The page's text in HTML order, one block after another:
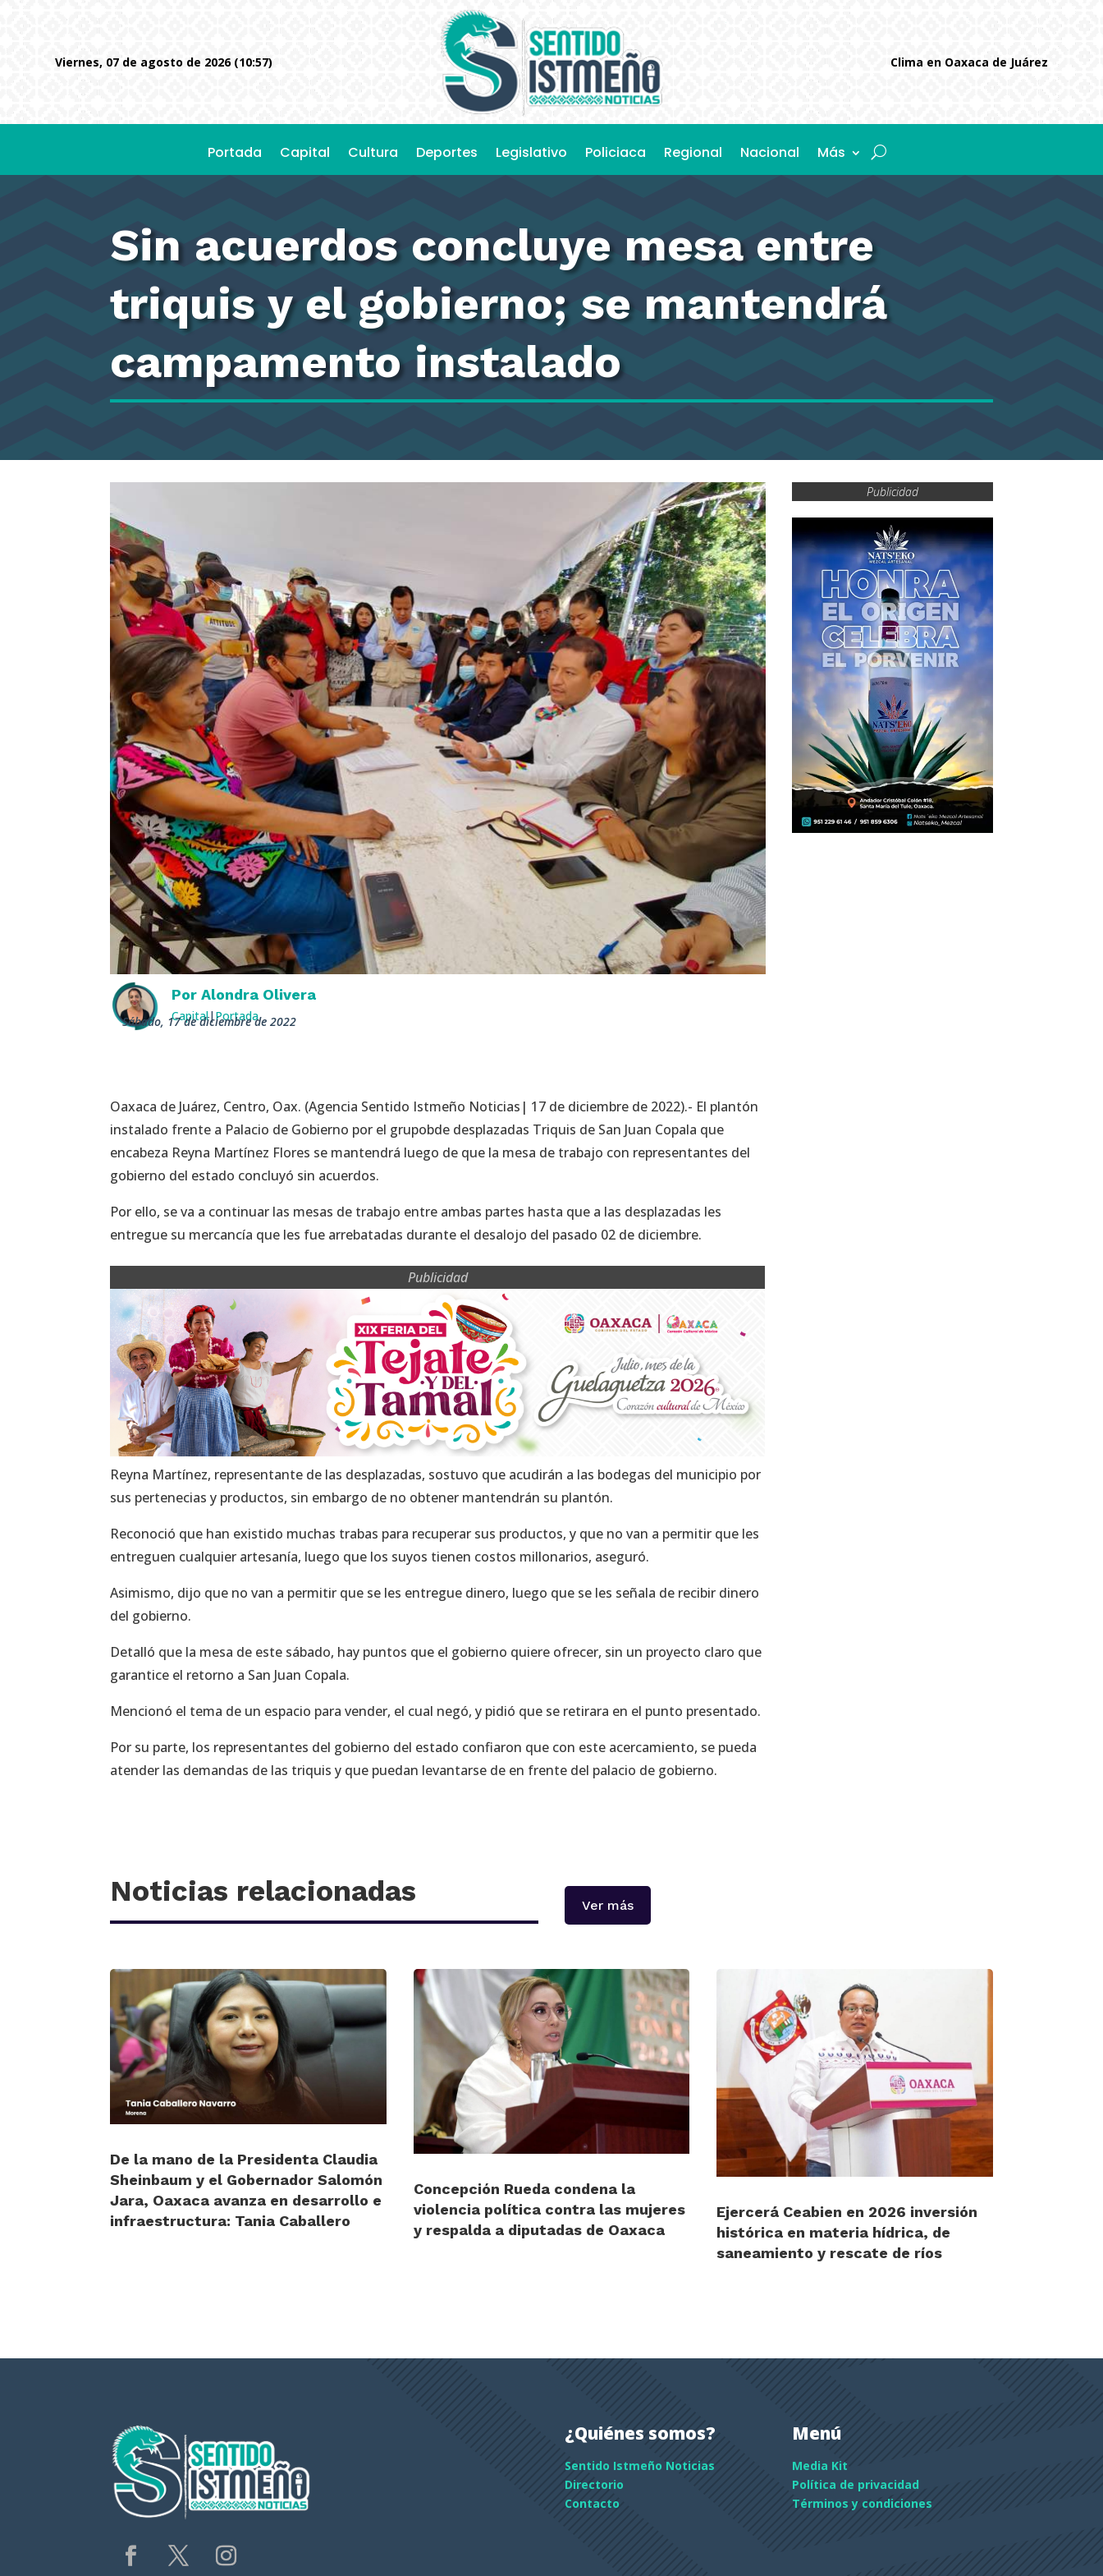
viernes, 07 de agosto de 2026 (10:57) Clima en Oaxaca de Juárez
Portada Capital Cultura Deportes Legislativo Policiaca Regional Nacional Más
Sin acuerdos concluye mesa entre
triquis y el gobierno; se mantendrá
campamento instalado
PorAlondra Olivera
Capital| Portada
sábado, 17 de diciembre de 2022
Oaxaca de Juárez, Centro, Oax. (Agencia Sentido Istmeño Noticias| 17 de diciembre de 2022).- El plantón
instalado frente a Palacio de Gobierno por el grupobde desplazadas Triquis de San Juan Copala que
encabeza Reyna Martínez Flores se mantendrá luego de que la mesa de trabajo con representantes del
gobierno del estado concluyó sin acuerdos.
Por ello, se va a continuar las mesas de trabajo entre ambas partes hasta que a las desplazadas les
entregue su mercancía que les fue arrebatadas durante el desalojo del pasado 02 de diciembre.
Publicidad
Reyna Martínez, representante de las desplazadas, sostuvo que acudirán a las bodegas del municipio por
sus pertenecias y productos, sin embargo de no obtener mantendrán su plantón.
Reconoció que han existido muchas trabas para recuperar sus productos, y que no van a permitir que les
entreguen cualquier artesanía, luego que los suyos tienen costos millonarios, aseguró.
Asimismo, dijo que no van a permitir que se les entregue dinero, luego que se les señala de recibir dinero
del gobierno.
Detalló que la mesa de este sábado, hay puntos que el gobierno quiere ofrecer, sin un proyecto claro que
garantice el retorno a San Juan Copala.
Mencionó el tema de un espacio para vender, el cual negó, y pidió que se retirara en el punto presentado.
Por su parte, los representantes del gobierno del estado confiaron que con este acercamiento, se pueda
atender las demandas de las triquis y que puedan levantarse de en frente del palacio de gobierno.
Publicidad
Noticias relacionadas Ver más
De la mano de la Presidenta Claudia
Sheinbaum y el Gobernador Salomón
Jara, Oaxaca avanza en desarrollo e
infraestructura: Tania Caballero
Concepción Rueda condena la
violencia política contra las mujeres
y respalda a diputadas de Oaxaca
Ejercerá Ceabien en 2026 inversión
histórica en materia hídrica, de
saneamiento y rescate de ríos
¿Quiénes somos?
Sentido Istmeño Noticias
Directorio
Contacto
Menú
Media Kit
Política de privacidad
Términos y condiciones